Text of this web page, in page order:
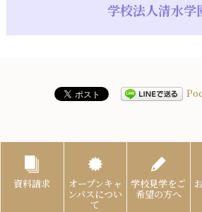
学校法人清水学
資料請求 オープンキャ
ンパスについ
て
学校見学をご
希望の方へ